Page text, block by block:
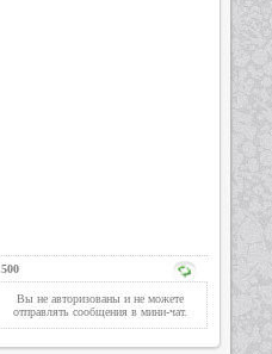
500
Вы не авторизованы и не можете
отправлять сообщения в мини-чат.